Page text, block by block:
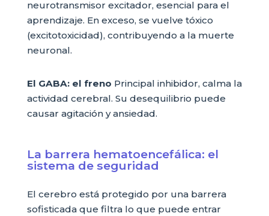
neurotransmisor excitador, esencial para el
aprendizaje. En exceso, se vuelve tóxico
(excitotoxicidad), contribuyendo a la muerte
neuronal.
El GABA: el freno Principal inhibidor, calma la
actividad cerebral. Su desequilibrio puede
causar agitación y ansiedad.
La barrera hematoencefálica: el
sistema de seguridad
El cerebro está protegido por una barrera
sofisticada que filtra lo que puede entrar